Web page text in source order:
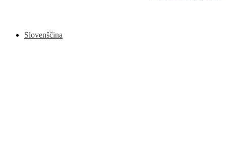
Slovenščina